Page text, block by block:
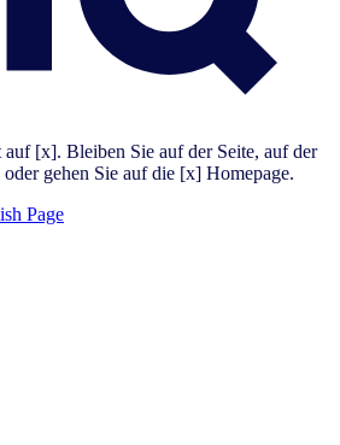
[x]. Bleiben Sie auf der Seite, auf der
gehen Sie auf die [x] Homepage.
Page